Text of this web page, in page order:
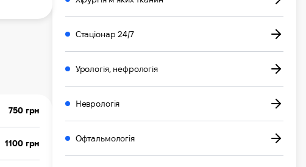
750 грн
1100 грн
Стаціонар 24/7
Урологія, нефрологія
Неврологія
Офтальмологія